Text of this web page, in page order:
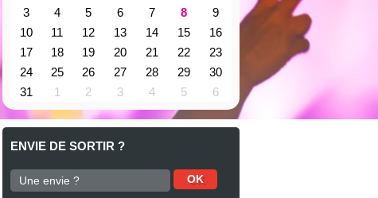
3
4 5 6 7 8
9
10
11 12 13 14 15
16
17
18 19 20 21 22
23
24
25 26 27 28 29
30
31
1 2 3 4 5 6
ENVIE DE SORTIR ?